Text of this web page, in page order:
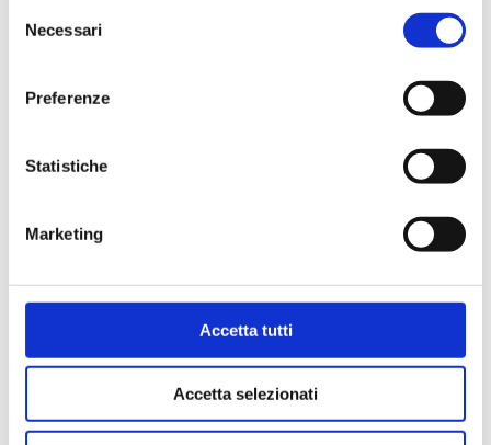
delNecessari
Preferenze
Statistiche
Marketing
Accetta tutti
Accetta selezionati
CON LORENZO BUCARELLI
daSamuele Nava|Mar 24, 2023|Uncategorized
Canturinità ai massimi livelli ieri sera nella
presentazione ai tifosi del roster 2022/2023 dell’Acqua
supporter biancoblù si sono dati appuntamento nella